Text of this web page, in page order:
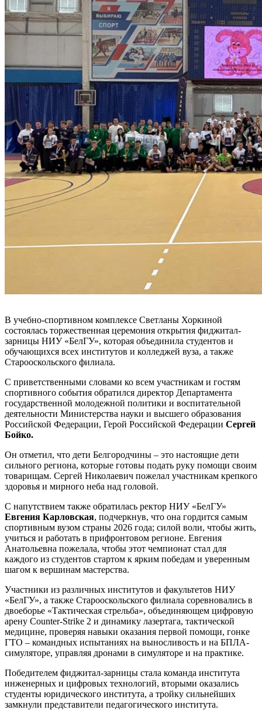
В учебно-спортивном комплексе Светланы Хоркиной
состоялась торжественная церемония открытия фиджитал-
зарницы НИУ «БелГУ», которая объединила студентов и
обучающихся всех институтов и колледжей вуза, а также
Старооскольского филиала.
С приветственными словами ко всем участникам и гостям
спортивного события обратился директор Департамента
государственной молодежной политики и воспитательной
деятельности Министерства науки и высшего образования
Российской Федерации, Герой Российской Федерации Сергей
Бойко.
Он отметил, что дети Белгородчины – это настоящие дети
сильного региона, которые готовы подать руку помощи своим
товарищам. Сергей Николаевич пожелал участникам крепкого
здоровья и мирного неба над головой.
С напутствием также обратилась ректор НИУ «БелГУ»
Евгения Карловская, подчеркнув, что она гордится самым
спортивным вузом страны 2026 года; силой воли, чтобы жить,
учиться и работать в прифронтовом регионе. Евгения
Анатольевна пожелала, чтобы этот чемпионат стал для
каждого из студентов стартом к ярким победам и уверенным
шагом к вершинам мастерства.
Участники из различных институтов и факультетов НИУ
«БелГУ», а также Старооскольского филиала соревновались в
двоеборье «Тактическая стрельба», объединяющем цифровую
арену Counter-Strike 2 и динамику лазертага, тактической
медицине, проверяя навыки оказания первой помощи, гонке
ГТО – командных испытаниях на выносливость и на БПЛА-
симуляторе, управляя дронами в симуляторе и на практике.
Победителем фиджитал-зарницы стала команда института
инженерных и цифровых технологий, вторыми оказались
студенты юридического института, а тройку сильнейших
замкнули представители педагогического института.